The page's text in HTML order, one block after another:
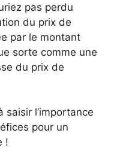
pas perdu
du prix de
par le montant
sorte comme une
du prix de
saisir l’importance
pour un
!